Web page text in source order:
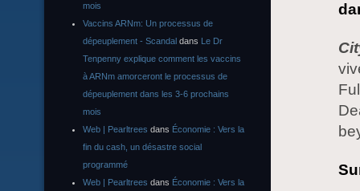
mois
Vaccins ARNm: Un processus de
dépeuplement - Scandal dans Le Dr
Tenpenny explique comment les vaccins
à ARNm amorceront le processus de
dépeuplement dans les 3-6 prochains
mois
Web | Pearltrees dans Économie : Vers la
fin du cash, un désastre social
programmé
Web | Pearltrees dans Économie : Vers la